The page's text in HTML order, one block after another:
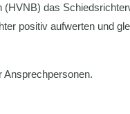
das
positiv aufwerten und
Ansprechpersonen.